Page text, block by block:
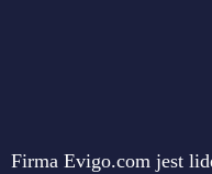
Firma Evigo.com jest